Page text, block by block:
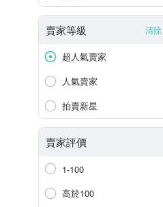
賣家等級 清除
超人氣賣家
人氣賣家
拍賣新星
賣家評價
1-100
高於100